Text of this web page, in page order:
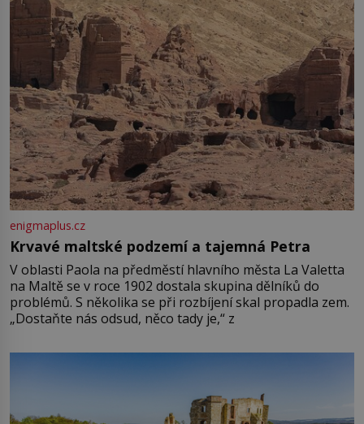
enigmaplus.cz
Krvavé maltské podzemí a tajemná Petra
V oblasti Paola na předměstí hlavního města La Valetta
na Maltě se v roce 1902 dostala skupina dělníků do
problémů. S několika se při rozbíjení skal propadla zem.
„Dostaňte nás odsud, něco tady je,“ z